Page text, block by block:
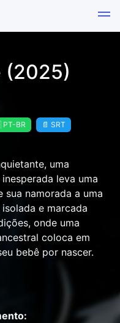
(2025)
BR 📄 SRT
uma
leva uma
sua namorada a uma
e marcada
onde uma
coloca em
bebê por nascer.